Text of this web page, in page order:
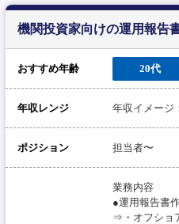
機関投資家向けの運用報告
おすすめ年齢 20代
年収レンジ 年収イメージ
ポジション 担当者〜
業務内容
●運用報告書
⇒・オフショ